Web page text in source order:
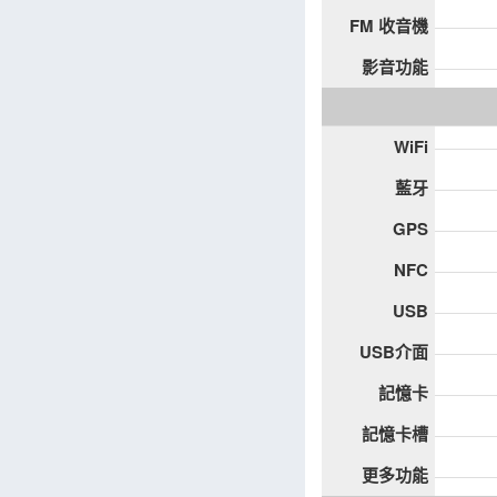
FM 收音機
影音功能
WiFi
藍牙
GPS
NFC
USB
USB介面
記憶卡
記憶卡槽
更多功能